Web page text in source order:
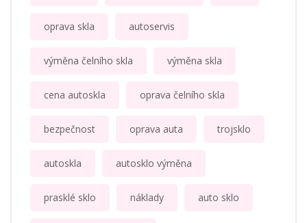
oprava skla autoservis
výměna čelního skla výměna skla
cena autoskla oprava čelního skla
bezpečnost oprava auta trojsklo
autoskla autosklo výměna
prasklé sklo náklady auto sklo